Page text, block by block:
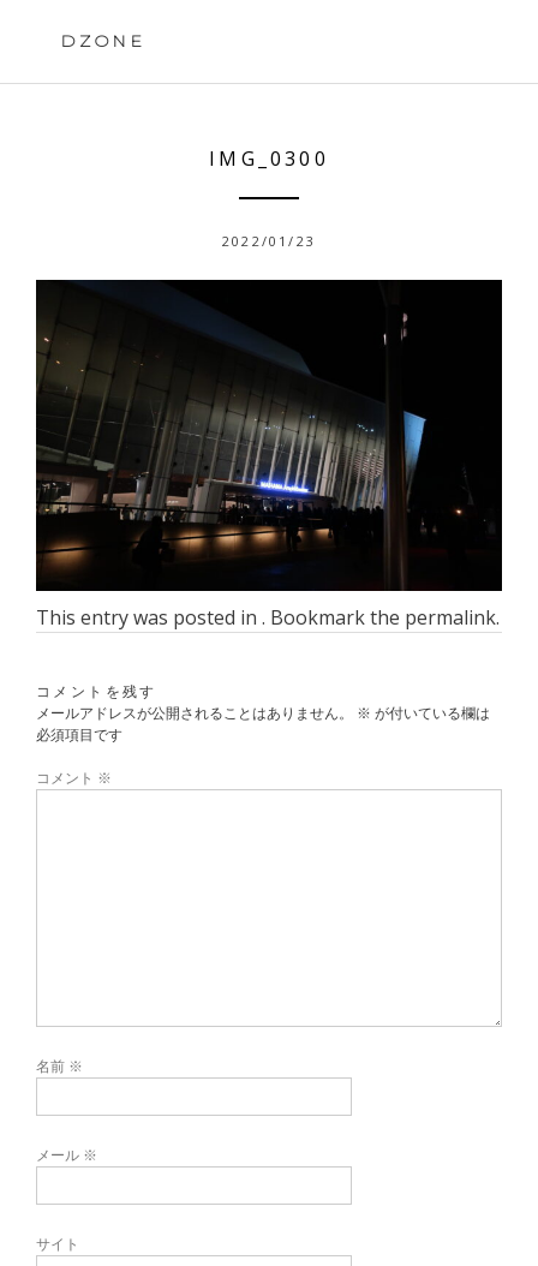
DZONE
IMG_0300
2022/01/23
This entry was posted in . Bookmark the permalink.
コメントを残す
メールアドレスが公開されることはありません。
※ が付いている欄は
必須項目です
コメント ※
名前 ※
メール ※
サイト